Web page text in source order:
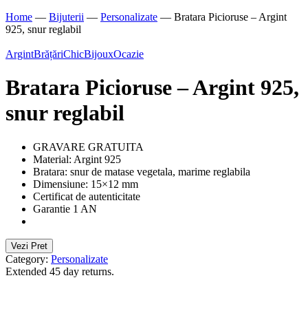
Home — Bijuterii — Personalizate — Bratara Picioruse – Argint
925, snur reglabil
ArgintBrățăriChicBijouxOcazie
Bratara Picioruse – Argint 925,
snur reglabil
GRAVARE GRATUITA
Material: Argint 925
Bratara: snur de matase vegetala, marime reglabila
Dimensiune: 15×12 mm
Certificat de autenticitate
Garantie 1 AN
Vezi Pret
Category: Personalizate
Extended 45 day returns.